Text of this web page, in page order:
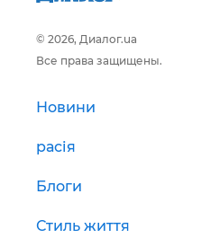
© 2026, Диалог.ua
Все права защищены.
Новини
расія
Блоги
Стиль життя